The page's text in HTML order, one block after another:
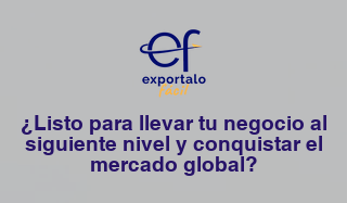
¿Listo para llevar tu negocio al
siguiente nivel y conquistar el
mercado global?